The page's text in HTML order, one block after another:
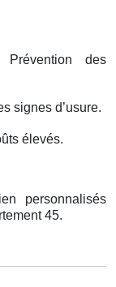
des
signes d’usure.
élevés.
personnalisés
45.